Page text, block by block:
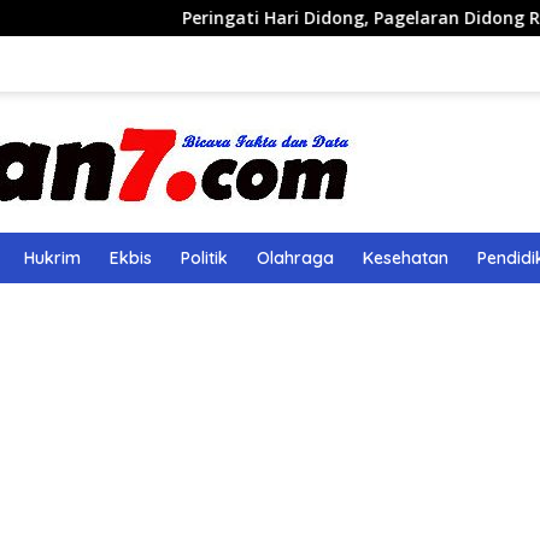
Peringati Hari Didong, Pagelaran Didong Runcang
Hukrim Ekbis Politik Olahraga Kesehatan